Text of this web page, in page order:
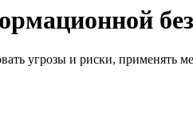
угрозы и риски, применять